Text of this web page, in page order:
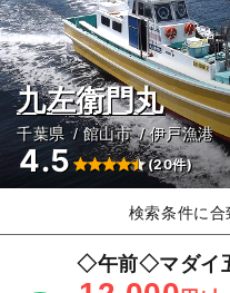
九左衛門丸
千葉県 館山市 伊戸漁港
4.5 (20件)
検索条件に
◇午前◇マダイ